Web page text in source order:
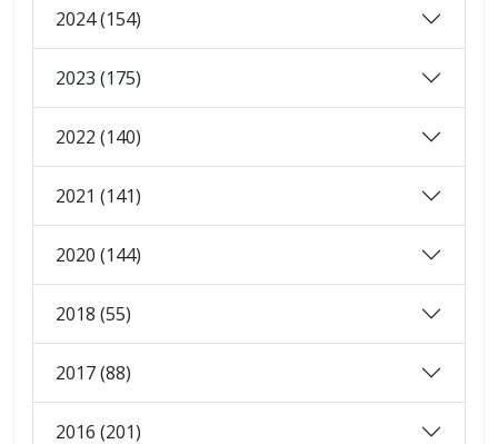
2024 (154)
2023 (175)
2022 (140)
2021 (141)
2020 (144)
2018 (55)
2017 (88)
2016 (201)